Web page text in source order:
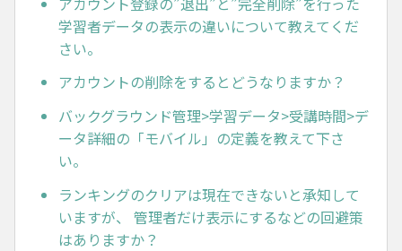
学習者データの表示の違いについて教えてくだ
さい。
アカウントの削除をするとどうなりますか？
バックグラウンド管理>学習データ>受講時間>デ
ータ詳細の「モバイル」の定義を教えて下さ
い。
ランキングのクリアは現在できないと承知して
いますが、 管理者だけ表示にするなどの回避策
はありますか？